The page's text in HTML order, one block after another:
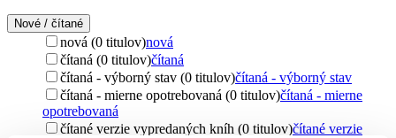
Nové / čítané
nová (0 titulov)nová
čítaná (0 titulov)čítaná
čítaná - výborný stav (0 titulov)čítaná - výborný stav
čítaná - mierne opotrebovaná (0 titulov)čítaná - mierne
opotrebovaná
čítané verzie vypredaných kníh (0 titulov)čítané verzie